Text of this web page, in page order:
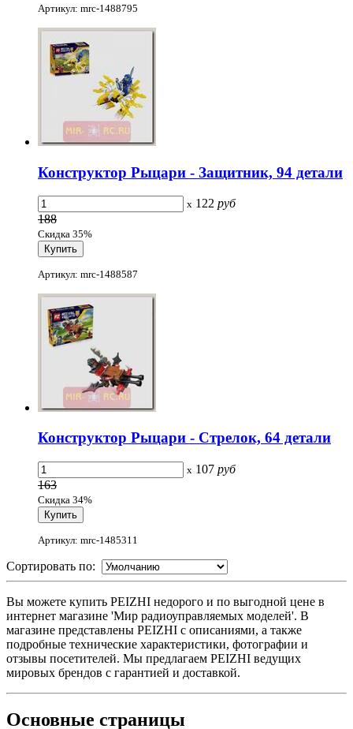
Артикул: mrc-1488795
Конструктор Рыцари - Защитник, 94 детали
x 122 руб
188
Скидка 35%
Артикул: mrc-1488587
Конструктор Рыцари - Стрелок, 64 детали
x 107 руб
163
Скидка 34%
Артикул: mrc-1485311
Сортировать по:
Вы можете купить PEIZHI недорого и по выгодной цене в
интернет магазине 'Мир радиоуправляемых моделей'. В
магазине представлены PEIZHI с описаниями, а также
подробные технические характеристики, фотографии и
отзывы посетителей. Мы предлагаем PEIZHI ведущих
мировых брендов с гарантией и доставкой.
Основные страницы